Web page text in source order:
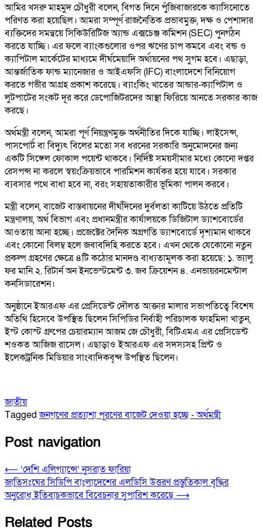
আমির খসরু মাহমুদ চৌধুরী বলেন, বিগত দিনে পুঁজিবাজারকে ক্যাসিনোতে
পরিণত করা হয়েছিল। আমরা সম্পূর্ণ রাজনৈতিক প্রভাবমুক্ত, দক্ষ ও পেশাদার
ব্যক্তিদের সমন্বয়ে সিকিউরিটিজ অ্যান্ড এক্সচেঞ্জ কমিশন (SEC) পুনর্গঠন
করতে যাচ্ছি। এর ফলে ব্যাংকগুলোর ওপর ঋণের চাপ কমবে এবং বন্ড ও
ক্যাপিটাল মার্কেটের মাধ্যমে দীর্ঘমেয়াদি অর্থায়নের পথ সুগম হবে। এছাড়া,
আন্তর্জাতিক ফান্ড ম্যানেজার ও আইএফসি (IFC) বাংলাদেশে বিনিয়োগ
করতে গভীর আগ্রহ প্রকাশ করেছে। ব্যাংকিং খাতের আন্ডার-ক্যাপিটাল ও
লুটপাটের সংকট দূর করে ডেপোজিটরদের আস্থা ফিরিয়ে আনতে সরকার কাজ
করছে।
অর্থমন্ত্রী বলেন, আমরা পূর্ণ নিয়ন্ত্রণমুক্ত অর্থনীতির দিকে যাচ্ছি। লাইসেন্স,
পাসপোর্ট বা বিদ্যুৎ বিলের মতো সব ধরনের সরকারি অনুমোদনের জন্য
একটি সিঙ্গেল ফোকাল পয়েন্ট থাকবে। নির্দিষ্ট সময়সীমার মধ্যে কোনো দপ্তর
রেসপন্স না করলে স্বয়ংক্রিয়ভাবে পারমিশন কার্যকর হয়ে যাবে। সরকার
ব্যবসার পথে বাধা হবে না, বরং সহায়তাকারীর ভূমিকা পালন করবে।
মন্ত্রী বলেন, বাজেট বাস্তবায়নের দীর্ঘদিনের দুর্বলতা কাটিয়ে উঠতে প্রতিটি
মন্ত্রণালয়, অর্থ বিভাগ এবং প্রধানমন্ত্রীর কার্যালয়কে ডিজিটাল ড্যাশবোর্ডের
আওতায় আনা হচ্ছে। প্রজেক্টের দৈনিক অগ্রগতি ড্যাশবোর্ডে দৃশ্যমান থাকবে
এবং কোনো বিলম্ব হলে জবাবদিহি করতে হবে। এখন থেকে যেকোনো নতুন
প্রকল্প গ্রহণের ক্ষেত্রে ৪টি কঠোর মানদণ্ড বাধ্যতামূলক করা হয়েছে: ১. ভ্যালু
ফর মানি ২. রিটার্ন অন ইনভেস্টমেন্ট ৩. জব ক্রিয়েশন ৪. এনভায়রনমেন্টাল
কনসিডারেশন।
অনুষ্ঠানে ইআরএফ এর প্রেসিডেন্ট দৌলত আক্তার মালার সভাপতিত্বে বিশেষ
অতিথি হিসেবে উপস্থিত ছিলেন সিপিডির নির্বাহী পরিচালক ফাহমিদা খাতুন,
ইস্ট কোস্ট গ্রুপের চেয়ারম্যান আজম জে চৌধুরী, বিটিএমএ এর প্রেসিডেন্ট
শওকত আজিজ রাসেল। এছাড়াও ইআরএফ এর সদস্যসহ প্রিন্ট ও
ইলেকট্রনিক মিডিয়ার সাংবাদিকবৃন্দ উপস্থিত ছিলেন।
জাতীয়
Taggedজনগণের প্রত্যাশা পূরণের বাজেট দেওয়া হচ্ছে - অর্থমন্ত্রী
Post navigation
⟵ ‘দেশি এলিগ্যান্সে’ নুসরাত ফারিয়া
জাতিসংঘের সিডিপি বাংলাদেশের এলডিসি উত্তরণ প্রস্তুতিকাল বৃদ্ধির
অনুরোধ ইতিবাচকভাবে বিবেচনার সুপারিশ করেছে ⟶
Related Posts